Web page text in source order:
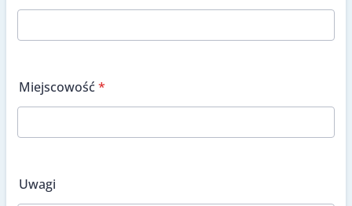
Miejscowość*
Uwagi